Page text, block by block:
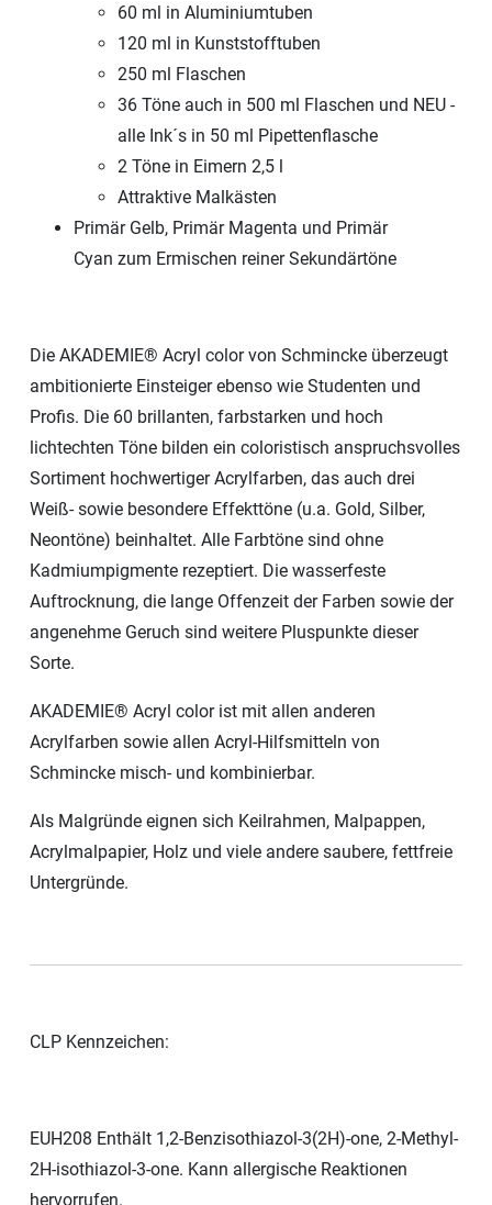
60 ml in Aluminiumtuben
120 ml in Kunststofftuben
250 ml Flaschen
36 Töne auch in 500 ml Flaschen und NEU -
alle Ink´s in 50 ml Pipettenflasche
2 Töne in Eimern 2,5 l
Attraktive Malkästen
Primär Gelb, Primär Magenta und Primär
Cyan zum Ermischen reiner Sekundärtöne
Die AKADEMIE® Acryl color von Schmincke überzeugt
ambitionierte Einsteiger ebenso wie Studenten und
Profis. Die 60 brillanten, farbstarken und hoch
lichtechten Töne bilden ein coloristisch anspruchsvolles
Sortiment hochwertiger Acrylfarben, das auch drei
Weiß- sowie besondere Effekttöne (u.a. Gold, Silber,
Neontöne) beinhaltet. Alle Farbtöne sind ohne
Kadmiumpigmente rezeptiert. Die wasserfeste
Auftrocknung, die lange Offenzeit der Farben sowie der
angenehme Geruch sind weitere Pluspunkte dieser
Sorte.
AKADEMIE® Acryl color ist mit allen anderen
Acrylfarben sowie allen Acryl-Hilfsmitteln von
Schmincke misch- und kombinierbar.
Als Malgründe eignen sich Keilrahmen, Malpappen,
Acrylmalpapier, Holz und viele andere saubere, fettfreie
Untergründe.
CLP Kennzeichen:
EUH208 Enthält 1,2-Benzisothiazol-3(2H)-one, 2-Methyl-
2H-isothiazol-3-one. Kann allergische Reaktionen
hervorrufen.